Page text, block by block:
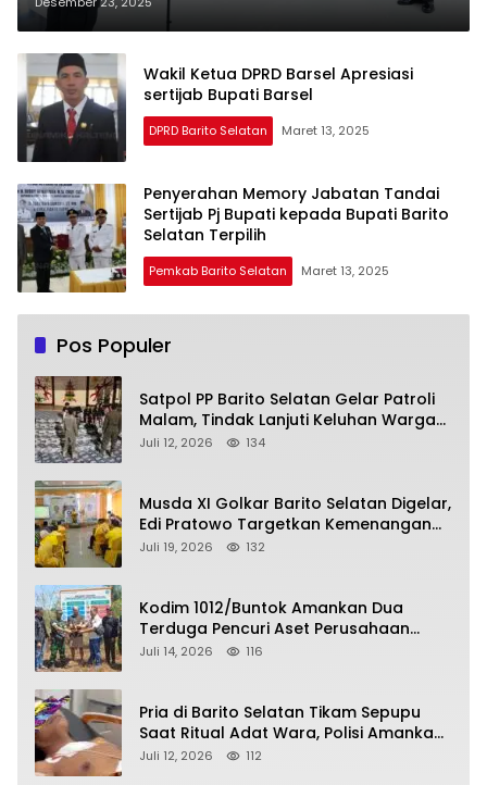
Wakil Ketua DPRD Barsel Apresiasi
sertijab Bupati Barsel
DPRD Barito Selatan Maret 13, 2025
Penyerahan Memory Jabatan Tandai
Sertijab Pj Bupati kepada Bupati Barito
Selatan Terpilih
Pemkab Barito Selatan Maret 13, 2025
Pos Populer
Satpol PP Barito Selatan Gelar Patroli
Malam, Tindak Lanjuti Keluhan Warga
soal Balap Liar dan Remaja Nongkrong
Juli 12, 2026 134
Musda XI Golkar Barito Selatan Digelar,
Edi Pratowo Targetkan Kemenangan
Partai pada Pemilu Mendatang
Juli 19, 2026 132
Kodim 1012/Buntok Amankan Dua
Terduga Pencuri Aset Perusahaan
Sitaan Satgas PKH, Satu Paket Diduga
Juli 14, 2026 116
Pria di Barito Selatan Tikam Sepupu
Saat Ritual Adat Wara, Polisi Amankan
Pelaku
Juli 12, 2026 112